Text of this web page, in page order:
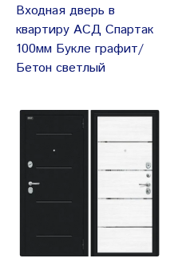
Входная дверь в
квартиру АСД Спартак
100мм Букле графит/
Бетон светлый